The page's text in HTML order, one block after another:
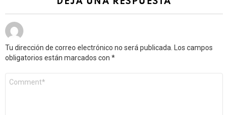
Tu dirección de correo electrónico no será publicada.
Los campos
obligatorios están marcados con *